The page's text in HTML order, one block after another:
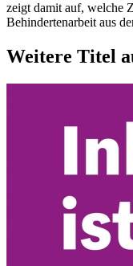
zeigt damit auf, welche
Behindertenarbeit aus
Weitere Titel